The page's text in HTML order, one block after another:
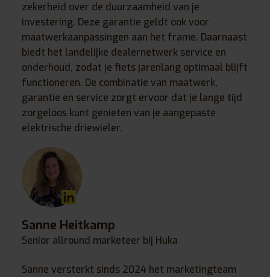
zekerheid over de duurzaamheid van je
investering. Deze garantie geldt ook voor
maatwerkaanpassingen aan het frame. Daarnaast
biedt het landelijke dealernetwerk service en
onderhoud, zodat je fiets jarenlang optimaal blijft
functioneren. De combinatie van maatwerk,
garantie en service zorgt ervoor dat je lange tijd
zorgeloos kunt genieten van je aangepaste
elektrische driewieler.
Sanne Heitkamp
Senior allround marketeer bij Huka
Sanne versterkt sinds 2024 het marketingteam